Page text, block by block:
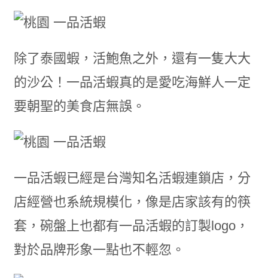
除了泰國蝦，活鮑魚之外，還有一隻大大
的沙公！一品活蝦真的是愛吃海鮮人一定
要朝聖的美食店無誤。
一品活蝦已經是台灣知名活蝦連鎖店，分
店經營也系統規模化，像是店家該有的筷
套，碗盤上也都有一品活蝦的訂製logo，
對於品牌形象一點也不輕忽。